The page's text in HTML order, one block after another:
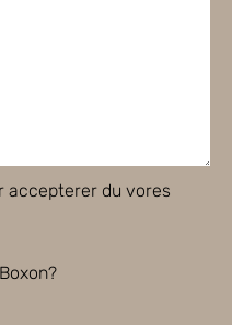
accepterer du vores